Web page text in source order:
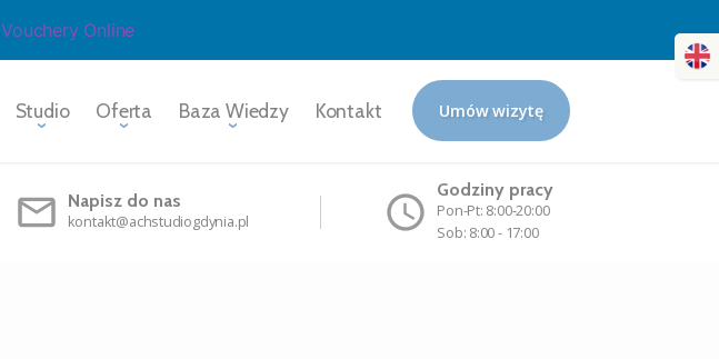
Vouchery Online
Studio Oferta Baza Wiedzy Kontakt Umów wizytę
Napisz do nas
kontakt@achstudiogdynia.pl
Godziny pracy
Pon-Pt: 8:00-20:00
Sob: 8:00 - 17:00